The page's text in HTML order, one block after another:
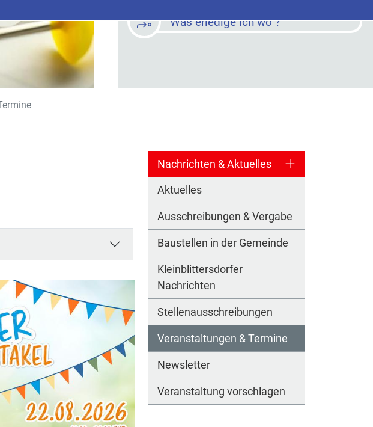
Was erledige ich wo ?
Nachrichten & Aktuelles
Aktuelles
Ausschreibungen & Vergabe
Baustellen in der Gemeinde
Kleinblittersdorfer
Nachrichten
Stellenausschreibungen
Veranstaltungen & Termine
Newsletter
Veranstaltung vorschlagen